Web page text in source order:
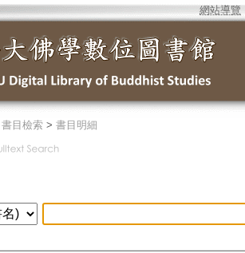
網站導覽
書目檢索 > 書目明細